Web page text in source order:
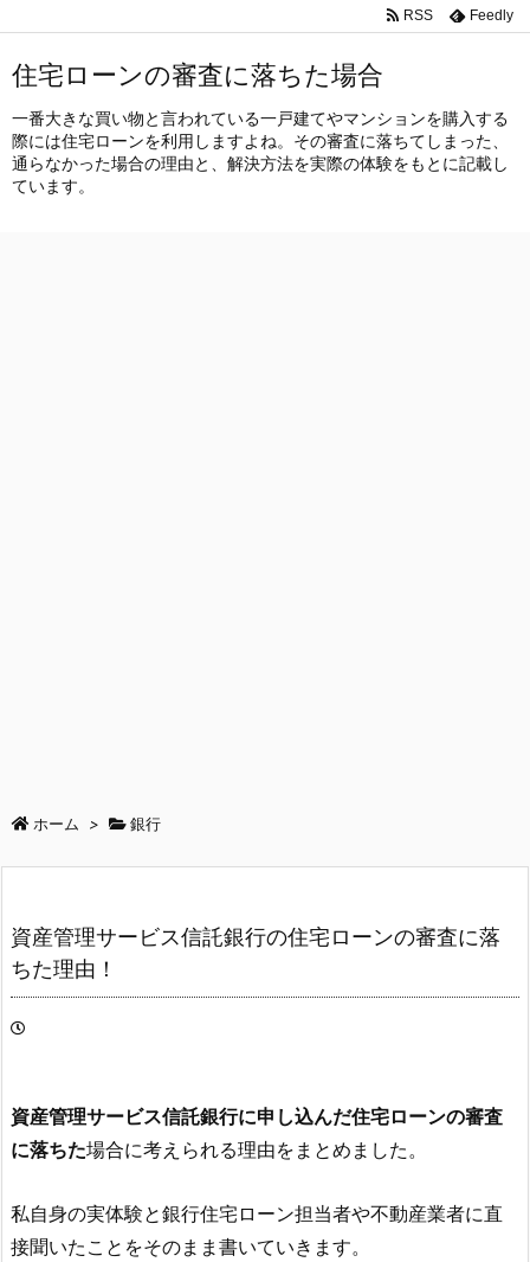
RSS Feedly
住宅ローンの審査に落ちた場合
一番大きな買い物と言われている一戸建てやマンションを購入する
際には住宅ローンを利用しますよね。その審査に落ちてしまった、
通らなかった場合の理由と、解決方法を実際の体験をもとに記載し
ています。
ホーム > 銀行
資産管理サービス信託銀行の住宅ローンの審査に落
ちた理由！
資産管理サービス信託銀行に申し込んだ住宅ローンの審査
に落ちた場合に考えられる理由をまとめました。
私自身の実体験と銀行住宅ローン担当者や不動産業者に直
接聞いたことをそのまま書いていきます。